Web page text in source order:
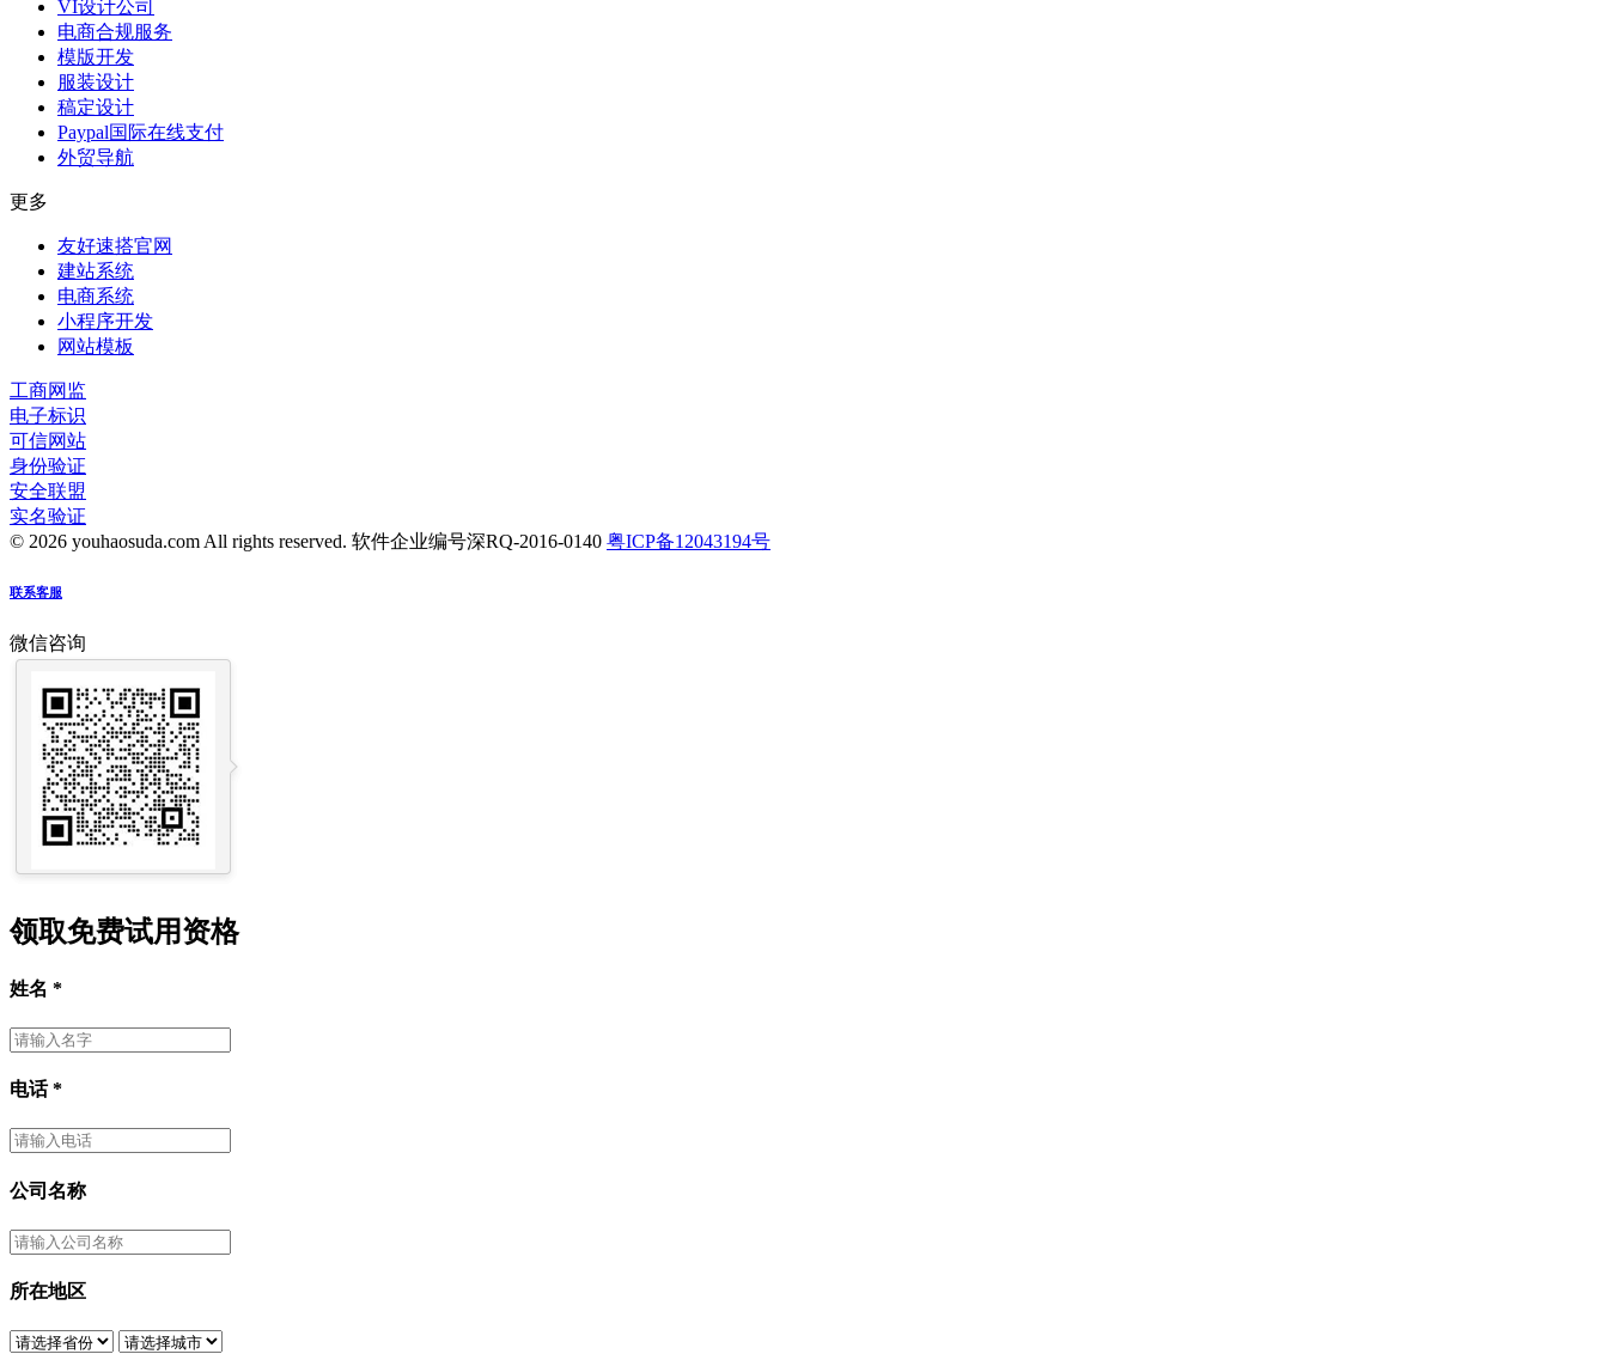
VI设计公司
电商合规服务
模版开发
服装设计
稿定设计
Paypal国际在线支付
外贸导航
更多
友好速搭官网
建站系统
电商系统
小程序开发
网站模板
工商网监
电子标识
可信网站
身份验证
安全联盟
实名验证
© 2026 youhaosuda.com All rights reserved. 软件企业编号深RQ-2016-0140 粤ICP备12043194号
联系客服
微信咨询
领取免费试用资格
姓名 *
电话*
公司名称
所在地区